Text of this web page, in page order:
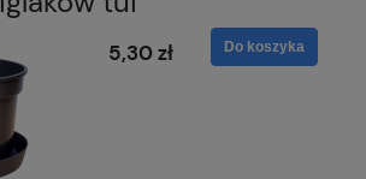
5,30 zł Do koszyka